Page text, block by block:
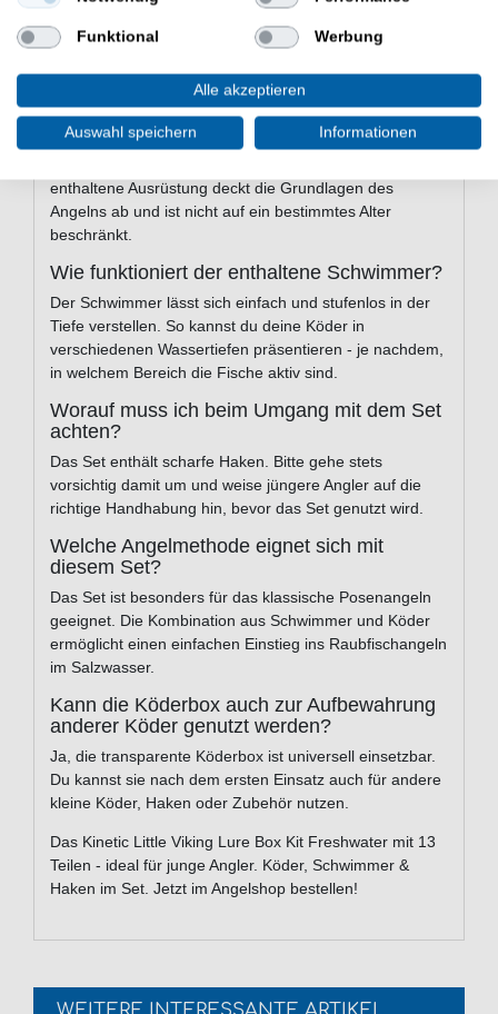
Im Set befinden sich 3 Köder, 1 verstellbarer
Schwimmer, 8 Wirbel und Haken sowie eine
transparente Köderbox - insgesamt 13 Teile.
Ist das Set auch für ältere Einsteiger
geeignet?
Ja, das Kit richtet sich ausdrücklich auch an
enthaltene Ausrüstung deckt die Grundlagen des
Angelns ab und ist nicht auf ein bestimmtes Alter
beschränkt.
Wie funktioniert der enthaltene Schwimmer?
Der Schwimmer lässt sich einfach und stufenlos in der
Tiefe verstellen. So kannst du deine Köder in
verschiedenen Wassertiefen präsentieren - je nachdem,
in welchem Bereich die Fische aktiv sind.
Worauf muss ich beim Umgang mit dem Set
achten?
Das Set enthält scharfe Haken. Bitte gehe stets
vorsichtig damit um und weise jüngere Angler auf die
richtige Handhabung hin, bevor das Set genutzt wird.
Welche Angelmethode eignet sich mit
diesem Set?
Das Set ist besonders für das klassische Posenangeln
geeignet. Die Kombination aus Schwimmer und Köder
ermöglicht einen einfachen Einstieg ins Raubfischangeln
im Salzwasser.
Kann die Köderbox auch zur Aufbewahrung
anderer Köder genutzt werden?
Ja, die transparente Köderbox ist universell einsetzbar.
Du kannst sie nach dem ersten Einsatz auch für andere
kleine Köder, Haken oder Zubehör nutzen.
Das Kinetic Little Viking Lure Box Kit Freshwater mit 13
Teilen - ideal für junge Angler. Köder, Schwimmer &
Haken im Set. Jetzt im Angelshop bestellen!
Funktional Werbung
Alle akzeptieren
Auswahl speichern Informationen